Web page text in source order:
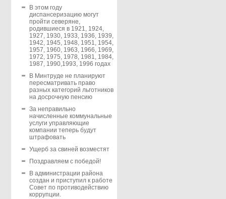
В этом году
диспансеризацию могут
пройти северяне,
родившиеся в 1921, 1924,
1927, 1930, 1933, 1936, 1939,
1942, 1945, 1948, 1951, 1954,
1957, 1960, 1963, 1966, 1969,
1972, 1975, 1978, 1981, 1984,
1987, 1990,1993, 1996 годах
В Минтруде не планируют
пересматривать право
разных категорий льготников
на досрочную пенсию
За неправильно
начисленные коммунальные
услуги управляющие
компании теперь будут
штрафовать
Ущерб за свиней возместят
Поздравляем с победой!
В администрации района
создан и приступил к работе
Совет по противодействию
коррупции.